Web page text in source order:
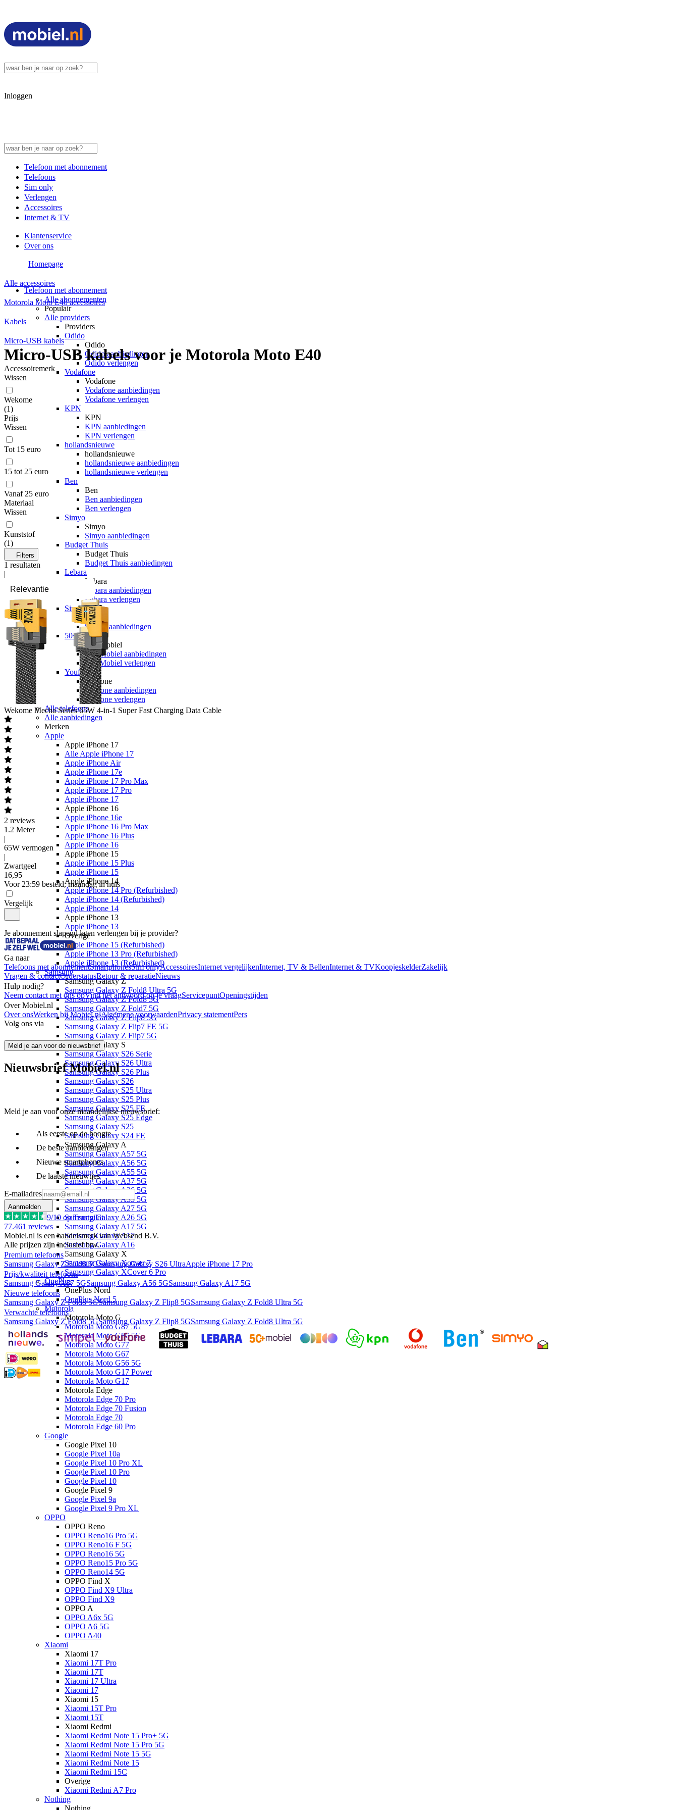
Inloggen
Telefoon met abonnement
Telefoons
Sim only
Verlengen
Accessoires
Internet & TV
Klantenservice
Over ons
Telefoon met abonnement
Alle abonnementen
Populair
Alle providers
Providers
Odido
Odido
Odido aanbiedingen
Odido verlengen
Vodafone
Vodafone
Vodafone aanbiedingen
Vodafone verlengen
KPN
KPN
KPN aanbiedingen
KPN verlengen
hollandsnieuwe
hollandsnieuwe
hollandsnieuwe aanbiedingen
hollandsnieuwe verlengen
Ben
Ben
Ben aanbiedingen
Ben verlengen
Simyo
Simyo
Simyo aanbiedingen
Budget Thuis
Budget Thuis
Budget Thuis aanbiedingen
Lebara
Lebara
Lebara aanbiedingen
Lebara verlengen
Simpel
Simpel
Simpel aanbiedingen
50+ Mobiel
50+ Mobiel
50+ Mobiel aanbiedingen
50+ Mobiel verlengen
Youfone
Youfone
Youfone aanbiedingen
Youfone verlengen
Alle telefoons
Alle aanbiedingen
Merken
Apple
Apple iPhone 17
Alle Apple iPhone 17
Apple iPhone Air
Apple iPhone 17e
Apple iPhone 17 Pro Max
Apple iPhone 17 Pro
Apple iPhone 17
Apple iPhone 16
Apple iPhone 16e
Apple iPhone 16 Pro Max
Apple iPhone 16 Plus
Apple iPhone 16
Apple iPhone 15
Apple iPhone 15 Plus
Apple iPhone 15
Apple iPhone 14
Apple iPhone 14 Pro (Refurbished)
Apple iPhone 14 (Refurbished)
Apple iPhone 14
Apple iPhone 13
Apple iPhone 13
Overige
Apple iPhone 15 (Refurbished)
Apple iPhone 13 Pro (Refurbished)
Apple iPhone 13 (Refurbished)
Samsung
Samsung Galaxy Z
Samsung Galaxy Z Fold8 Ultra 5G
Samsung Galaxy Z Fold8 5G
Samsung Galaxy Z Fold7 5G
Samsung Galaxy Z Flip8 5G
Samsung Galaxy Z Flip7 FE 5G
Samsung Galaxy Z Flip7 5G
Samsung Galaxy S
Samsung Galaxy S26 Serie
Samsung Galaxy S26 Ultra
Samsung Galaxy S26 Plus
Samsung Galaxy S26
Samsung Galaxy S25 Ultra
Samsung Galaxy S25 Plus
Samsung Galaxy S25 FE
Samsung Galaxy S25 Edge
Samsung Galaxy S25
Samsung Galaxy S24 FE
Samsung Galaxy A
Samsung Galaxy A57 5G
Samsung Galaxy A56 5G
Samsung Galaxy A55 5G
Samsung Galaxy A37 5G
Samsung Galaxy A36 5G
Samsung Galaxy A35 5G
Samsung Galaxy A27 5G
Samsung Galaxy A26 5G
Samsung Galaxy A17 5G
Samsung Galaxy A17
Samsung Galaxy A16
Samsung Galaxy X
Samsung Galaxy Xcover 7
Samsung Galaxy XCover 6 Pro
OnePlus
OnePlus Nord
OnePlus Nord 5
Motorola
Motorola Moto G
Motorola Moto G87 5G
Motorola Moto G86 5G
Motorola Moto G77
Motorola Moto G67
Motorola Moto G56 5G
Motorola Moto G17 Power
Motorola Moto G17
Motorola Edge
Motorola Edge 70 Pro
Motorola Edge 70 Fusion
Motorola Edge 70
Motorola Edge 60 Pro
Google
Google Pixel 10
Google Pixel 10a
Google Pixel 10 Pro XL
Google Pixel 10 Pro
Google Pixel 10
Google Pixel 9
Google Pixel 9a
Google Pixel 9 Pro XL
OPPO
OPPO Reno
OPPO Reno16 Pro 5G
OPPO Reno16 F 5G
OPPO Reno16 5G
OPPO Reno15 Pro 5G
OPPO Reno14 5G
OPPO Find X
OPPO Find X9 Ultra
OPPO Find X9
OPPO A
OPPO A6x 5G
OPPO A6 5G
OPPO A40
Xiaomi
Xiaomi 17
Xiaomi 17T Pro
Xiaomi 17T
Xiaomi 17 Ultra
Xiaomi 17
Xiaomi 15
Xiaomi 15T Pro
Xiaomi 15T
Xiaomi Redmi
Xiaomi Redmi Note 15 Pro+ 5G
Xiaomi Redmi Note 15 Pro 5G
Xiaomi Redmi Note 15 5G
Xiaomi Redmi Note 15
Xiaomi Redmi 15C
Overige
Xiaomi Redmi A7 Pro
Nothing
Nothing
Homepage
Alle accessoires
Motorola Moto E40 accessoires
Kabels
Micro-USB kabels
Micro-USB kabels voor je Motorola Moto E40
Accessoiremerk
Wissen
Wekome
(1)
Prijs
Wissen
Tot 15 euro
15 tot 25 euro
Vanaf 25 euro
Materiaal
Wissen
Kunststof
(1)
Filters
1 resultaten
|
Wekome Mecha Series 65W 4-in-1 Super Fast Charging Data Cable
2 reviews
1.2 Meter
|
65W vermogen
|
Zwartgeel
16,95
Voor 23:59 besteld, maandag in huis
Vergelijk
Je abonnement slapend laten verlengen bij je provider?
Ga naar
Telefoons met abonnementSmartphonesSim onlyAccessoiresInternet vergelijkenInternet, TV & BellenInternet & TVKoopjeskelderZakelijk
Vragen & contactOrderstatusRetour & reparatieNieuws
Hulp nodig?
Neem contact met ons opVind het antwoord op je vraagServicepuntOpeningstijden
Over Mobiel.nl
Over onsWerken bij Mobiel.nlAlgemene voorwaardenPrivacy statementPers
Volg ons via
Meld je aan voor de nieuwsbrief
Nieuwsbrief Mobiel.nl
Meld je aan voor onze maandelijkse nieuwsbrief:
Als eerste op de hoogte
De beste aanbiedingen
Nieuwe smartphones
De laatste nieuwtjes
E-mailadres
Aanmelden
9/10 op Trustpilot
77.461 reviews
Mobiel.nl is een handelsmerk van Websend B.V.
Alle prijzen zijn inclusief btw.
Premium telefoons
Samsung Galaxy Z Fold8 5GSamsung Galaxy S26 UltraApple iPhone 17 Pro
Prijs/kwaliteit telefoons
Samsung Galaxy A57 5GSamsung Galaxy A56 5GSamsung Galaxy A17 5G
Nieuwe telefoons
Samsung Galaxy Z Fold8 5GSamsung Galaxy Z Flip8 5GSamsung Galaxy Z Fold8 Ultra 5G
Verwachte telefoons
Samsung Galaxy Z Fold8 5GSamsung Galaxy Z Flip8 5GSamsung Galaxy Z Fold8 Ultra 5G